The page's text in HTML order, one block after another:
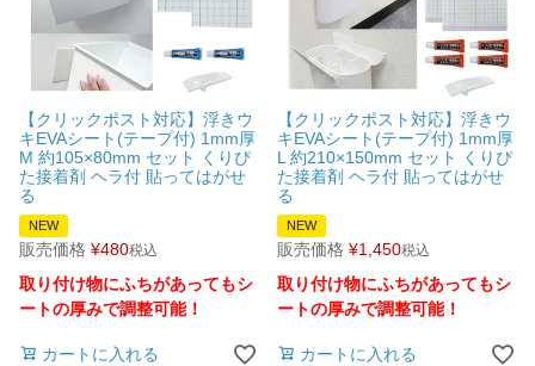
【クリックポスト対応】浮きウ
キEVAシート(テープ付) 1mm厚
M 約105×80mm セット くりぴ
た接着剤 ヘラ付 貼ってはがせ
る
NEW
販売価格 ¥480税込
取り付け物にふちがあってもシ
ートの厚みで調整可能！
カートに入れる
【クリックポスト対応】浮きウ
キEVAシート(テープ付) 1mm厚
L 約210×150mm セット くりぴ
た接着剤 ヘラ付 貼ってはがせ
る
NEW
販売価格 ¥1,450税込
取り付け物にふちがあってもシ
ートの厚みで調整可能！
カートに入れる